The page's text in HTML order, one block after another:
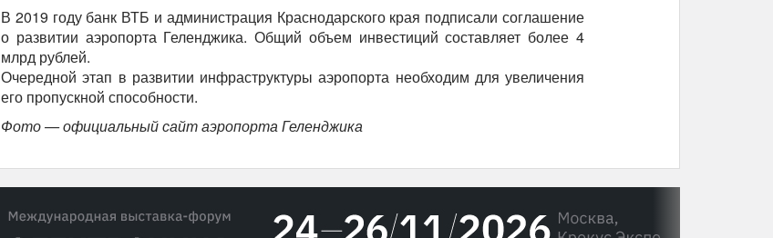
В 2019 году банк ВТБ и администрация Краснодарского края подписали соглашение
о развитии аэропорта Геленджика. Общий объем инвестиций составляет более 4
млрд рублей.
Очередной этап в развитии инфраструктуры аэропорта необходим для увеличения
его пропускной способности.
Фото — официальный сайт аэропорта Геленджика